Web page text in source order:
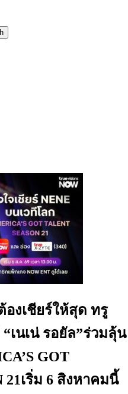
องเชียร์ให้สุด ทรู
เนเน่ รอยัล”ร่วมลุ้น
GOT
21เริ่ม 6 สิงหาคมนี้